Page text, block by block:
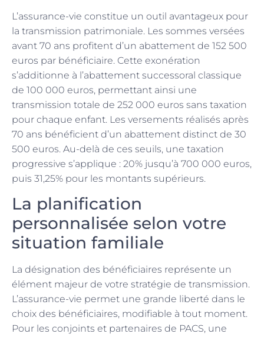
L’assurance-vie constitue un outil avantageux pour
la transmission patrimoniale. Les sommes versées
avant 70 ans profitent d’un abattement de 152 500
euros par bénéficiaire. Cette exonération
s’additionne à l’abattement successoral classique
de 100 000 euros, permettant ainsi une
transmission totale de 252 000 euros sans taxation
pour chaque enfant. Les versements réalisés après
70 ans bénéficient d’un abattement distinct de 30
500 euros. Au-delà de ces seuils, une taxation
progressive s’applique : 20% jusqu’à 700 000 euros,
puis 31,25% pour les montants supérieurs.
La planification
personnalisée selon votre
situation familiale
La désignation des bénéficiaires représente un
élément majeur de votre stratégie de transmission.
L’assurance-vie permet une grande liberté dans le
choix des bénéficiaires, modifiable à tout moment.
Pour les conjoints et partenaires de PACS, une